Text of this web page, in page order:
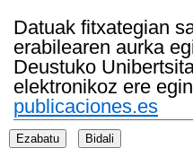
Datuak fitxategian
erabilearen aurka
Deustuko
elektronikoz ere
publicaciones.es
Ezabatu Bidali